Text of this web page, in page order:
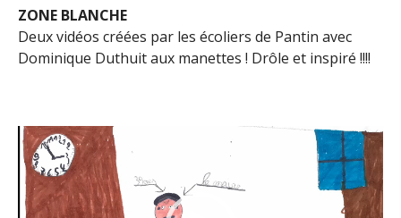
ZONE BLANCHE
Deux vidéos créées par les écoliers de Pantin avec
Dominique Duthuit aux manettes ! Drôle et inspiré !!!!
Lecteur
vidéo